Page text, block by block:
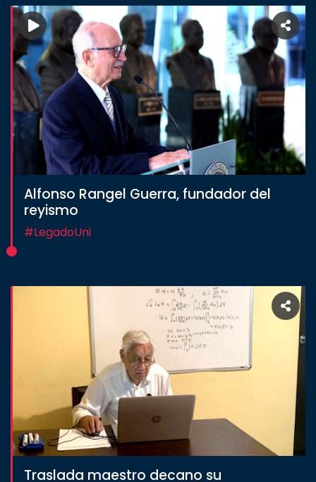
Alfonso Rangel Guerra, fundador del
reyismo
#LegadoUni
Traslada maestro decano su